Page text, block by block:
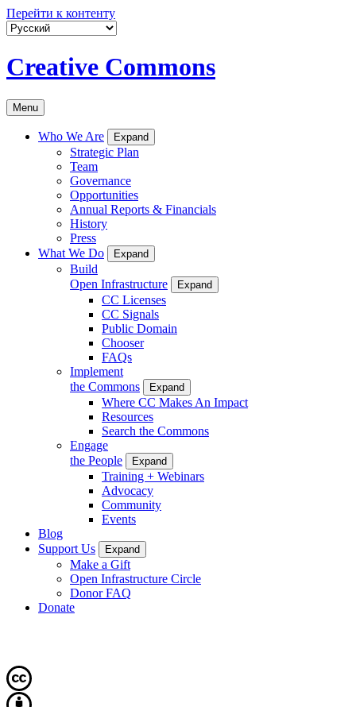
Перейти к контенту
Creative Commons
Menu
Who We Are Expand
Strategic Plan
Team
Governance
Opportunities
Annual Reports & Financials
History
Press
What We Do
Expand
Build
Open Infrastructure
Expand
CC Licenses
CC Signals
Public Domain
Chooser
FAQs
Implement
the Commons
Expand
Where CC Makes An Impact
Resources
Search the Commons
Engage
the People
Expand
Training + Webinars
Advocacy
Community
Events
Blog
Support Us
Expand
Make a Gift
Open Infrastructure Circle
Donor FAQ
Donate